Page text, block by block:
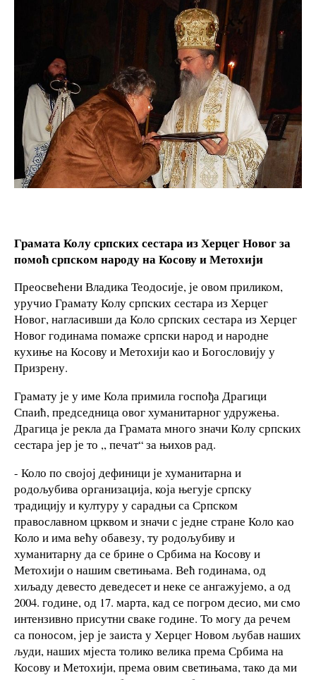
Грамата Колу српских сестара из Херцег Новог за
помоћ српском народу на Косову и Метохији
Преосвећени Владика Теодосије, је овом приликом,
уручио Грамату Колу српских сестара из Херцег
Новог, нагласивши да Коло српских сестара из Херцег
Новог годинама помаже српски народ и народне
кухиње на Косову и Метохији као и Богословију у
Призрену.
Грамату је у име Кола примила госпођа Драгици
Спаић, председница овог хуманитарног удружења.
Драгица је рекла да Грамата много значи Колу српских
сестара јер је то ,, печат“ за њихов рад.
- Коло по својој дефиници је хуманитарна и
родољубива организација, која његује српску
традицију и културу у сарадњи са Српском
православном црквом и значи с једне стране Коло као
Коло и има већу обавезу, ту родољубиву и
хуманитарну да се брине о Србима на Косову и
Метохији о нашим светињама. Већ годинама, од
хиљаду девесто деведесет и неке се ангажујемо, а од
2004. године, од 17. марта, кад се погром десио, ми смо
интензивно присутни сваке године. То могу да речем
са поносом, јер је заиста у Херцег Новом љубав наших
људи, наших мјеста толико велика према Србима на
Косову и Метохији, према овим светињама, тако да ми